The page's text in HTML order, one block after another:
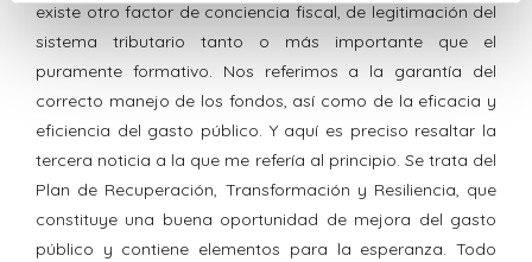
existe otro factor de conciencia fiscal, de legitimación del
sistema tributario tanto o más importante que el
puramente formativo. Nos referimos a la garantía del
correcto manejo de los fondos, así como de la eficacia y
eficiencia del gasto público. Y aquí es preciso resaltar la
tercera noticia a la que me refería al principio. Se trata del
Plan de Recuperación, Transformación y Resiliencia, que
constituye una buena oportunidad de mejora del gasto
público y contiene elementos para la esperanza. Todo